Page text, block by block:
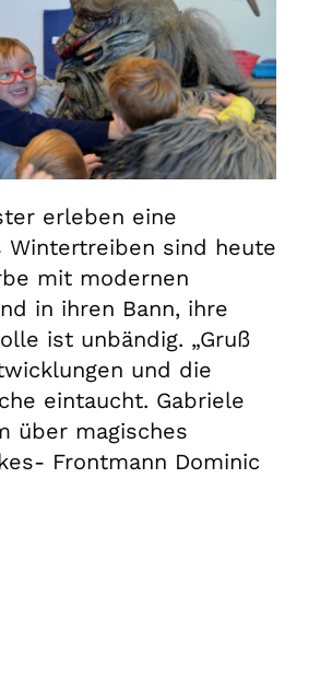
erleben eine
Wintertreiben sind heute
mit modernen
in ihren Bann, ihre
ist unbändig. „Gruß
und die
eintaucht. Gabriele
über magisches
Frontmann Dominic